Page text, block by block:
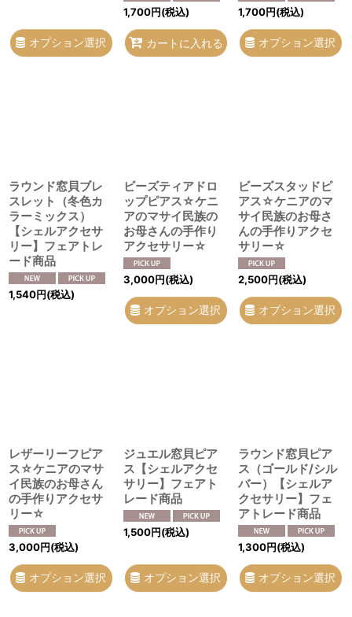
オプション選択
1,700円(税込)
カートに入れる
1,700円(税込)
オプション選択
ラウンド窓貝ブレ
スレット（冬色カ
ラーミックス）
【シェルアクセサ
リー】フェアトレ
ード商品
1,540円(税込)
ビーズティアドロ
ップピアス☆ケニ
アのマサイ民族の
お母さんの手作り
アクセサリー☆
3,000円(税込)
オプション選択
ビーズスタッドピ
アス☆ケニアのマ
サイ民族のお母さ
んの手作りアクセ
サリー☆
2,500円(税込)
オプション選択
レザーリーフピア
ス☆ケニアのマサ
イ民族のお母さん
の手作りアクセサ
リー☆
3,000円(税込)
オプション選択
ジュエル窓貝ピア
ス【シェルアクセ
サリー】フェアト
レード商品
1,500円(税込)
オプション選択
ラウンド窓貝ピア
ス（ゴールド/シル
バー）【シェルア
クセサリー】フェ
アトレード商品
1,300円(税込)
オプション選択